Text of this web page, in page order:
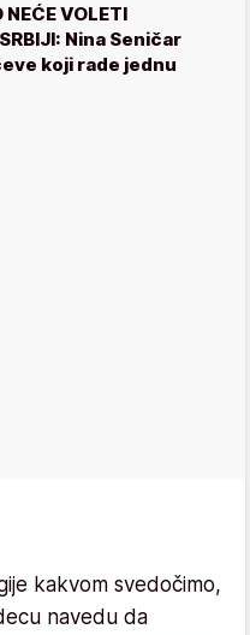
NEĆE VOLETI
Nina Seničar
koji rade jednu
kakvom svedočimo,
navedu da